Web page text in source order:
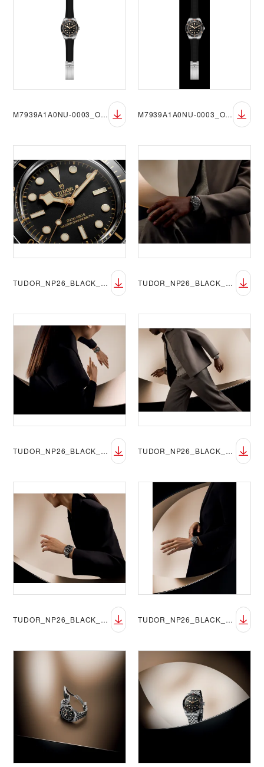
M7939A1A0NU-0003_OF_sRGB_BGW M7939A1A0NU-0003_OF_sRGB_BGB
TUDOR_NP26_BLACK_BAY_58_LIFESTYLE_1 TUDOR_NP26_BLACK_BAY_58_LIFESTYLE_2
TUDOR_NP26_BLACK_BAY_58_LIFESTYLE_3 TUDOR_NP26_BLACK_BAY_58_LIFESTYLE_4
TUDOR_NP26_BLACK_BAY_58_LIFESTYLE_5 TUDOR_NP26_BLACK_BAY_58_LIFESTYLE_6